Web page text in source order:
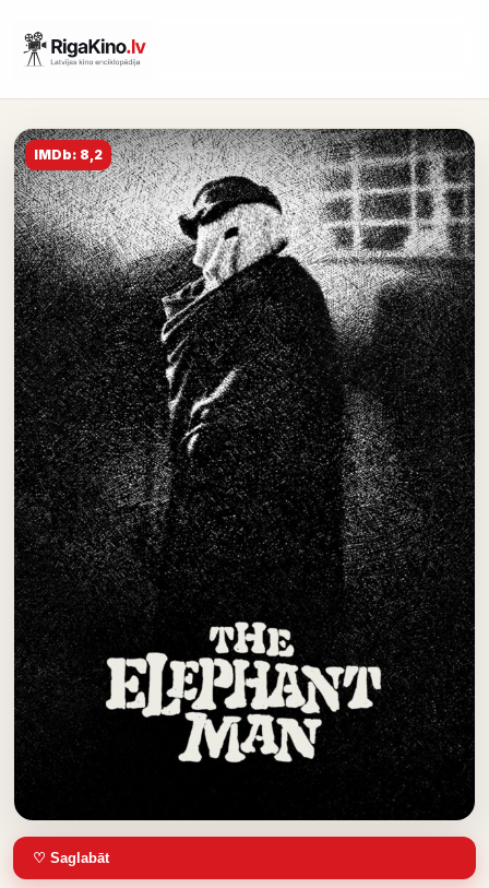
IMDb: 8,2
♡ Saglabāt